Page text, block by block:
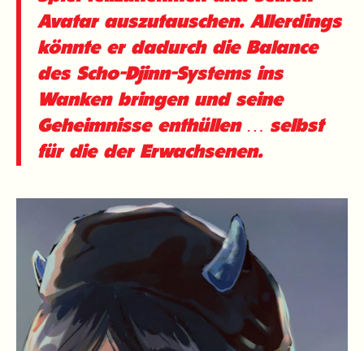
Avatar auszutauschen. Allerdings
könnte er dadurch die Balance
des Scho-Djinn-Systems ins
Wanken bringen und seine
Geheimnisse enthüllen … selbst
für die der Erwachsenen.